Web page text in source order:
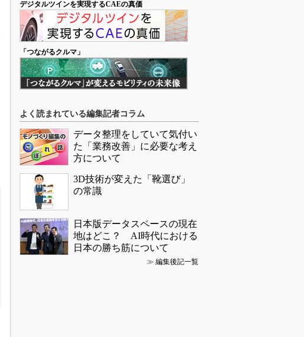
デジタルツインを実現するCAEの真価
「つながるクルマ」
よく読まれている編集記者コラム
データ整理をしていて気付い
た「業務改善」に必要な考え
方について
3D技術が変えた「靴選び」
の常識
日本版データスペースの現在
地はどこ？ AI時代における
日本の勝ち筋について
≫ 編集後記一覧